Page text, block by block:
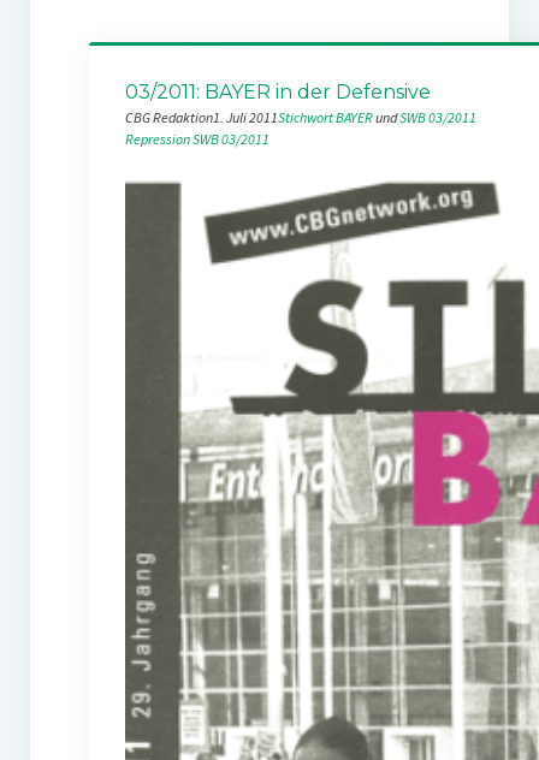
03/2011: BAYER in der Defensive
CBG Redaktion1. Juli 2011Stichwort BAYER und SWB 03/2011
RepressionSWB 03/2011